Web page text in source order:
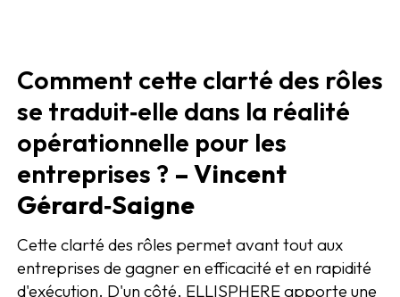
Comment cette clarté des rôles
se traduit‑elle dans la réalité
opérationnelle pour les
entreprises ? – Vincent
Gérard‑Saigne
Cette clarté des rôles permet avant tout aux
entreprises de gagner en efficacité et en rapidité
d'exécution. D'un côté, ELLISPHERE apporte une